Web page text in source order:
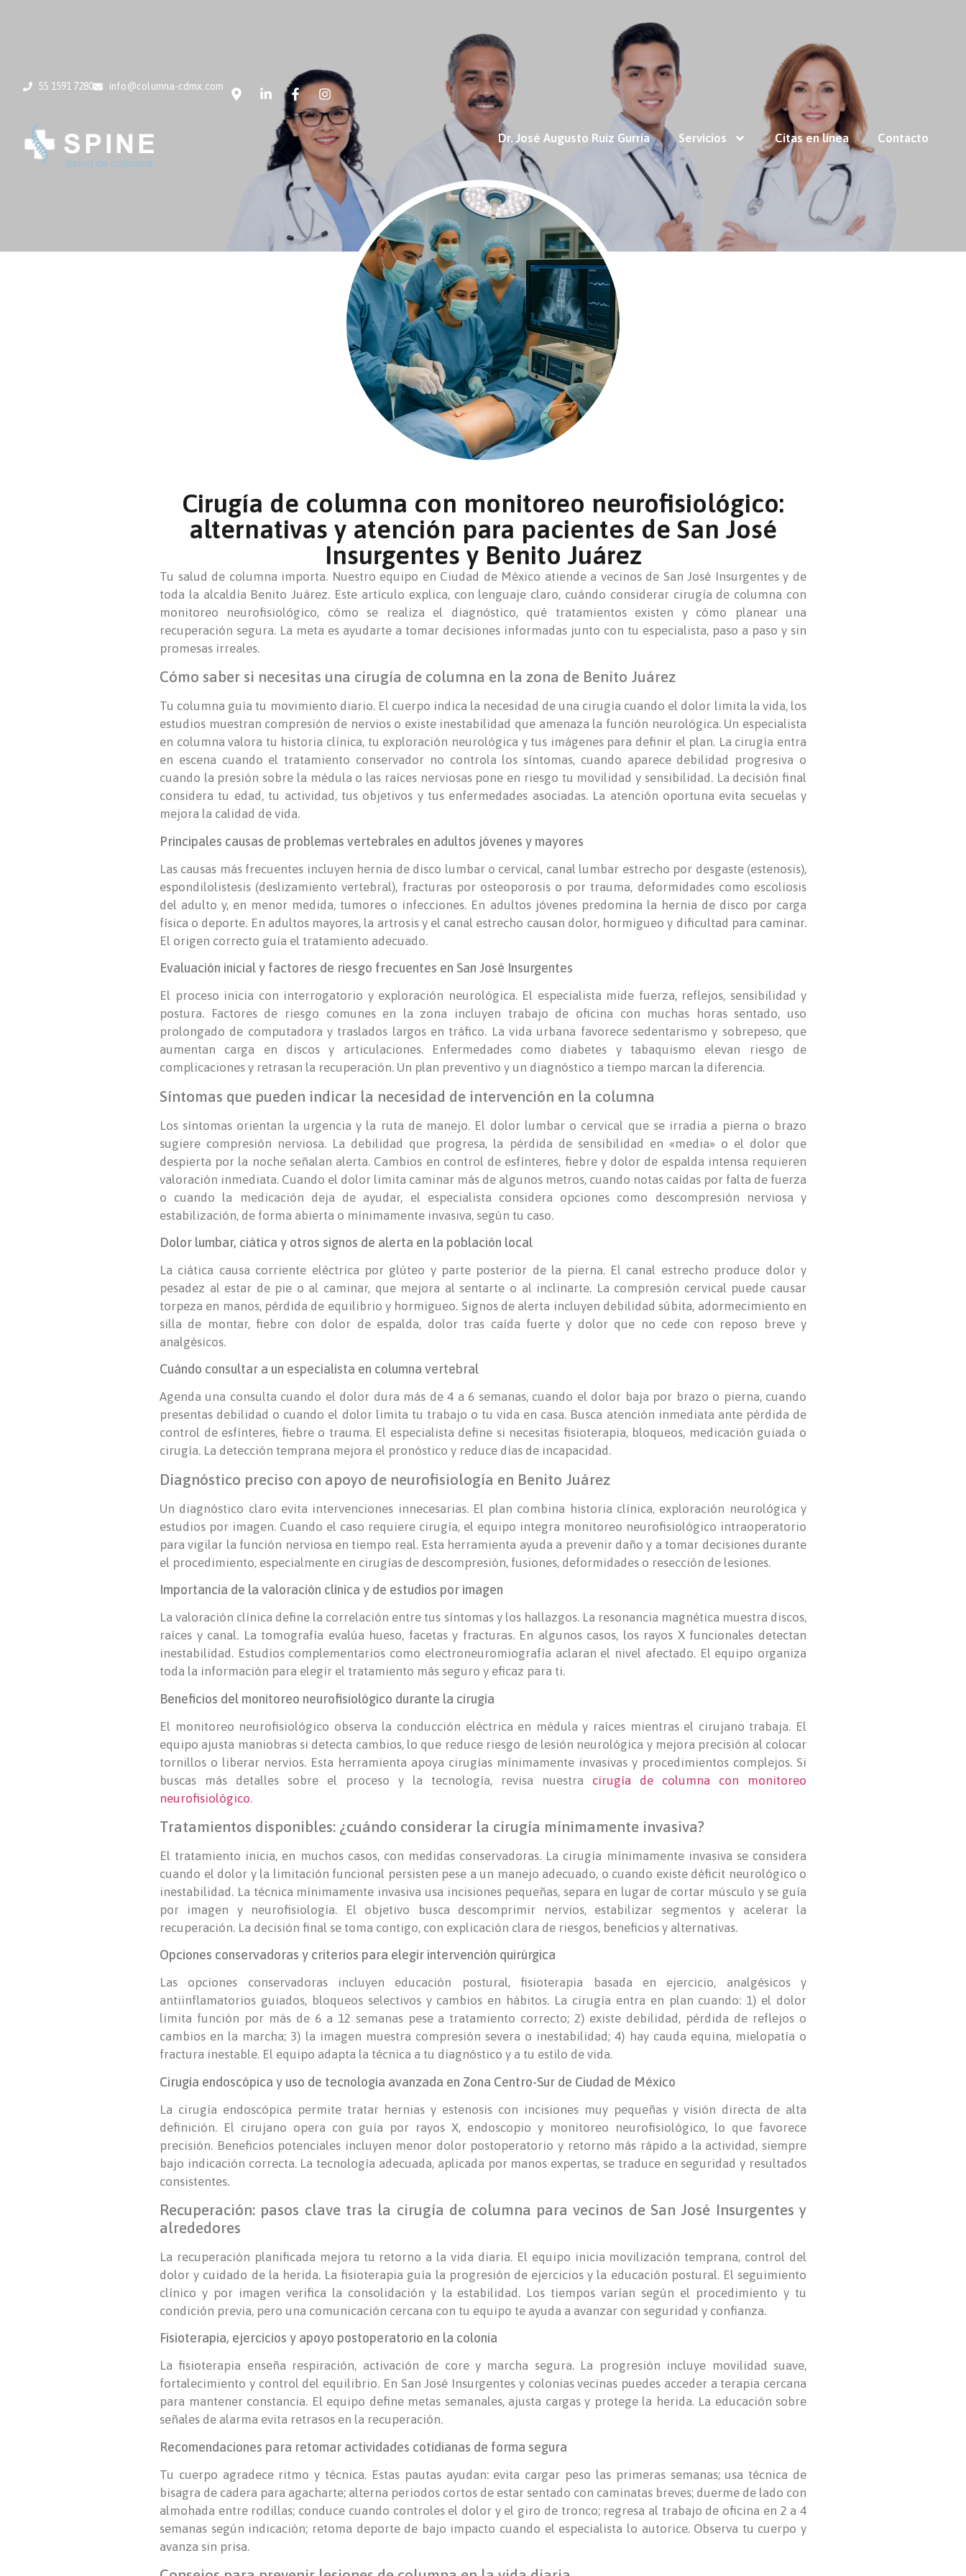
55 1591 7280 info@columna-cdmx.com
Dr. José Augusto Ruiz Gurría Servicios Citas en línea Contacto
Cirugía de columna con monitoreo neurofisiológico:
alternativas y atención para pacientes de San José
Insurgentes y Benito Juárez
Tu salud de columna importa. Nuestro equipo en Ciudad de México atiende a vecinos de San José Insurgentes y de
toda la alcaldía Benito Juárez. Este artículo explica, con lenguaje claro, cuándo considerar cirugía de columna con
monitoreo neurofisiológico, cómo se realiza el diagnóstico, qué tratamientos existen y cómo planear una
recuperación segura. La meta es ayudarte a tomar decisiones informadas junto con tu especialista, paso a paso y sin
promesas irreales.
Cómo saber si necesitas una cirugía de columna en la zona de Benito Juárez
Tu columna guía tu movimiento diario. El cuerpo indica la necesidad de una cirugía cuando el dolor limita la vida, los
estudios muestran compresión de nervios o existe inestabilidad que amenaza la función neurológica. Un especialista
en columna valora tu historia clínica, tu exploración neurológica y tus imágenes para definir el plan. La cirugía entra
en escena cuando el tratamiento conservador no controla los síntomas, cuando aparece debilidad progresiva o
cuando la presión sobre la médula o las raíces nerviosas pone en riesgo tu movilidad y sensibilidad. La decisión final
considera tu edad, tu actividad, tus objetivos y tus enfermedades asociadas. La atención oportuna evita secuelas y
mejora la calidad de vida.
Principales causas de problemas vertebrales en adultos jóvenes y mayores
Las causas más frecuentes incluyen hernia de disco lumbar o cervical, canal lumbar estrecho por desgaste (estenosis),
espondilolistesis (deslizamiento vertebral), fracturas por osteoporosis o por trauma, deformidades como escoliosis
del adulto y, en menor medida, tumores o infecciones. En adultos jóvenes predomina la hernia de disco por carga
física o deporte. En adultos mayores, la artrosis y el canal estrecho causan dolor, hormigueo y dificultad para caminar.
El origen correcto guía el tratamiento adecuado.
Evaluación inicial y factores de riesgo frecuentes en San José Insurgentes
El proceso inicia con interrogatorio y exploración neurológica. El especialista mide fuerza, reflejos, sensibilidad y
postura. Factores de riesgo comunes en la zona incluyen trabajo de oficina con muchas horas sentado, uso
prolongado de computadora y traslados largos en tráfico. La vida urbana favorece sedentarismo y sobrepeso, que
aumentan carga en discos y articulaciones. Enfermedades como diabetes y tabaquismo elevan riesgo de
complicaciones y retrasan la recuperación. Un plan preventivo y un diagnóstico a tiempo marcan la diferencia.
Síntomas que pueden indicar la necesidad de intervención en la columna
Los síntomas orientan la urgencia y la ruta de manejo. El dolor lumbar o cervical que se irradia a pierna o brazo
sugiere compresión nerviosa. La debilidad que progresa, la pérdida de sensibilidad en «media» o el dolor que
despierta por la noche señalan alerta. Cambios en control de esfínteres, fiebre y dolor de espalda intensa requieren
valoración inmediata. Cuando el dolor limita caminar más de algunos metros, cuando notas caídas por falta de fuerza
o cuando la medicación deja de ayudar, el especialista considera opciones como descompresión nerviosa y
estabilización, de forma abierta o mínimamente invasiva, según tu caso.
Dolor lumbar, ciática y otros signos de alerta en la población local
La ciática causa corriente eléctrica por glúteo y parte posterior de la pierna. El canal estrecho produce dolor y
pesadez al estar de pie o al caminar, que mejora al sentarte o al inclinarte. La compresión cervical puede causar
torpeza en manos, pérdida de equilibrio y hormigueo. Signos de alerta incluyen debilidad súbita, adormecimiento en
silla de montar, fiebre con dolor de espalda, dolor tras caída fuerte y dolor que no cede con reposo breve y
analgésicos.
Cuándo consultar a un especialista en columna vertebral
Agenda una consulta cuando el dolor dura más de 4 a 6 semanas, cuando el dolor baja por brazo o pierna, cuando
presentas debilidad o cuando el dolor limita tu trabajo o tu vida en casa. Busca atención inmediata ante pérdida de
control de esfínteres, fiebre o trauma. El especialista define si necesitas fisioterapia, bloqueos, medicación guiada o
cirugía. La detección temprana mejora el pronóstico y reduce días de incapacidad.
Diagnóstico preciso con apoyo de neurofisiología en Benito Juárez
Un diagnóstico claro evita intervenciones innecesarias. El plan combina historia clínica, exploración neurológica y
estudios por imagen. Cuando el caso requiere cirugía, el equipo integra monitoreo neurofisiológico intraoperatorio
para vigilar la función nerviosa en tiempo real. Esta herramienta ayuda a prevenir daño y a tomar decisiones durante
el procedimiento, especialmente en cirugías de descompresión, fusiones, deformidades o resección de lesiones.
Importancia de la valoración clínica y de estudios por imagen
La valoración clínica define la correlación entre tus síntomas y los hallazgos. La resonancia magnética muestra discos,
raíces y canal. La tomografía evalúa hueso, facetas y fracturas. En algunos casos, los rayos X funcionales detectan
inestabilidad. Estudios complementarios como electroneuromiografía aclaran el nivel afectado. El equipo organiza
toda la información para elegir el tratamiento más seguro y eficaz para ti.
Beneficios del monitoreo neurofisiológico durante la cirugía
El monitoreo neurofisiológico observa la conducción eléctrica en médula y raíces mientras el cirujano trabaja. El
equipo ajusta maniobras si detecta cambios, lo que reduce riesgo de lesión neurológica y mejora precisión al colocar
tornillos o liberar nervios. Esta herramienta apoya cirugías mínimamente invasivas y procedimientos complejos. Si
buscas más detalles sobre el proceso y la tecnología, revisa nuestra cirugía de columna con monitoreo
neurofisiológico.
Tratamientos disponibles: ¿cuándo considerar la cirugía mínimamente invasiva?
El tratamiento inicia, en muchos casos, con medidas conservadoras. La cirugía mínimamente invasiva se considera
cuando el dolor y la limitación funcional persisten pese a un manejo adecuado, o cuando existe déficit neurológico o
inestabilidad. La técnica mínimamente invasiva usa incisiones pequeñas, separa en lugar de cortar músculo y se guía
por imagen y neurofisiología. El objetivo busca descomprimir nervios, estabilizar segmentos y acelerar la
recuperación. La decisión final se toma contigo, con explicación clara de riesgos, beneficios y alternativas.
Opciones conservadoras y criterios para elegir intervención quirúrgica
Las opciones conservadoras incluyen educación postural, fisioterapia basada en ejercicio, analgésicos y
antiinflamatorios guiados, bloqueos selectivos y cambios en hábitos. La cirugía entra en plan cuando: 1) el dolor
limita función por más de 6 a 12 semanas pese a tratamiento correcto; 2) existe debilidad, pérdida de reflejos o
cambios en la marcha; 3) la imagen muestra compresión severa o inestabilidad; 4) hay cauda equina, mielopatía o
fractura inestable. El equipo adapta la técnica a tu diagnóstico y a tu estilo de vida.
Cirugía endoscópica y uso de tecnología avanzada en Zona Centro-Sur de Ciudad de México
La cirugía endoscópica permite tratar hernias y estenosis con incisiones muy pequeñas y visión directa de alta
definición. El cirujano opera con guía por rayos X, endoscopio y monitoreo neurofisiológico, lo que favorece
precisión. Beneficios potenciales incluyen menor dolor postoperatorio y retorno más rápido a la actividad, siempre
bajo indicación correcta. La tecnología adecuada, aplicada por manos expertas, se traduce en seguridad y resultados
consistentes.
Recuperación: pasos clave tras la cirugía de columna para vecinos de San José Insurgentes y
alrededores
La recuperación planificada mejora tu retorno a la vida diaria. El equipo inicia movilización temprana, control del
dolor y cuidado de la herida. La fisioterapia guía la progresión de ejercicios y la educación postural. El seguimiento
clínico y por imagen verifica la consolidación y la estabilidad. Los tiempos varían según el procedimiento y tu
condición previa, pero una comunicación cercana con tu equipo te ayuda a avanzar con seguridad y confianza.
Fisioterapia, ejercicios y apoyo postoperatorio en la colonia
La fisioterapia enseña respiración, activación de core y marcha segura. La progresión incluye movilidad suave,
fortalecimiento y control del equilibrio. En San José Insurgentes y colonias vecinas puedes acceder a terapia cercana
para mantener constancia. El equipo define metas semanales, ajusta cargas y protege la herida. La educación sobre
señales de alarma evita retrasos en la recuperación.
Recomendaciones para retomar actividades cotidianas de forma segura
Tu cuerpo agradece ritmo y técnica. Estas pautas ayudan: evita cargar peso las primeras semanas; usa técnica de
bisagra de cadera para agacharte; alterna periodos cortos de estar sentado con caminatas breves; duerme de lado con
almohada entre rodillas; conduce cuando controles el dolor y el giro de tronco; regresa al trabajo de oficina en 2 a 4
semanas según indicación; retoma deporte de bajo impacto cuando el especialista lo autorice. Observa tu cuerpo y
avanza sin prisa.